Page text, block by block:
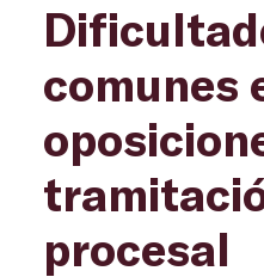
comunes
procesal